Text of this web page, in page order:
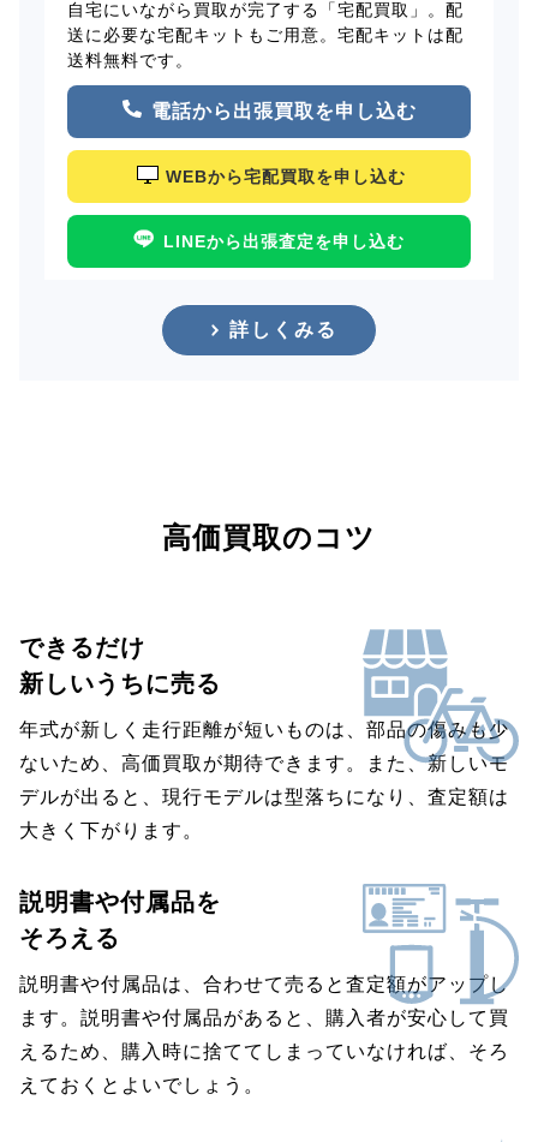
自宅にいながら買取が完了する「宅配買取」。配
送に必要な宅配キットもご用意。宅配キットは配
送料無料です。
電話から出張買取を申し込む
WEBから宅配買取を申し込む
LINEから出張査定を申し込む
詳しくみる
高価買取のコツ
できるだけ
新しいうちに売る
年式が新しく走行距離が短いものは、部品の傷みも少
ないため、高価買取が期待できます。また、新しいモ
デルが出ると、現行モデルは型落ちになり、査定額は
大きく下がります。
説明書や付属品を
そろえる
説明書や付属品は、合わせて売ると査定額がアップし
ます。説明書や付属品があると、購入者が安心して買
えるため、購入時に捨ててしまっていなければ、そろ
えておくとよいでしょう。